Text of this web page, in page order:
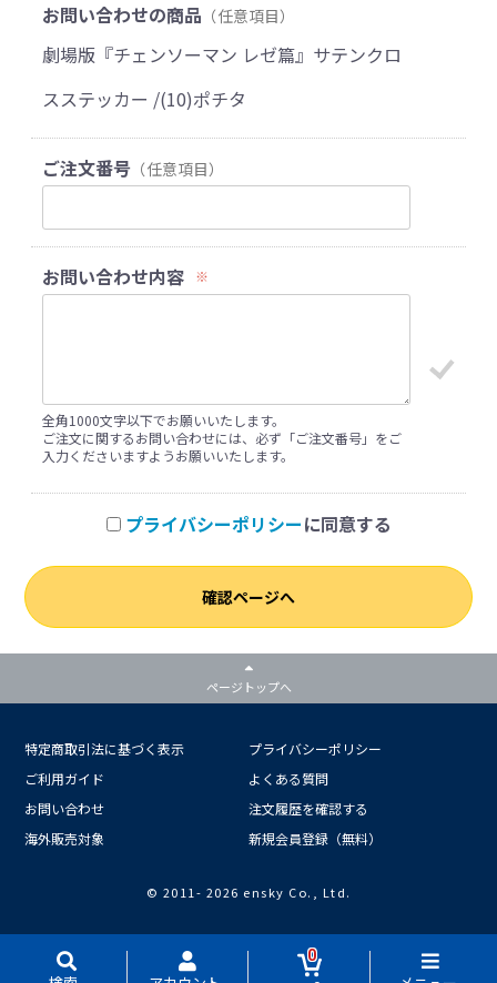
お問い合わせの商品 （任意項目）
劇場版『チェンソーマン レゼ篇』サテンクロ
スステッカー /(10)ポチタ
ご注文番号 （任意項目）
お問い合わせ内容 ※
全角1000文字以下でお願いいたします。
ご注文に関するお問い合わせには、必ず「ご注文番号」をご
入力くださいますようお願いいたします。
プライバシーポリシーに同意する
確認ページへ
0
ページトップへ
特定商取引法に基づく表示
プライバシーポリシー
ご利用ガイド
よくある質問
お問い合わせ
注文履歴を確認する
海外販売対象
新規会員登録（無料）
© 2011- 2026 ensky Co., Ltd.